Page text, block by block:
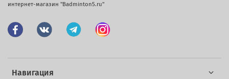
Навигация
интернет-магазин "Badminton5.ru"